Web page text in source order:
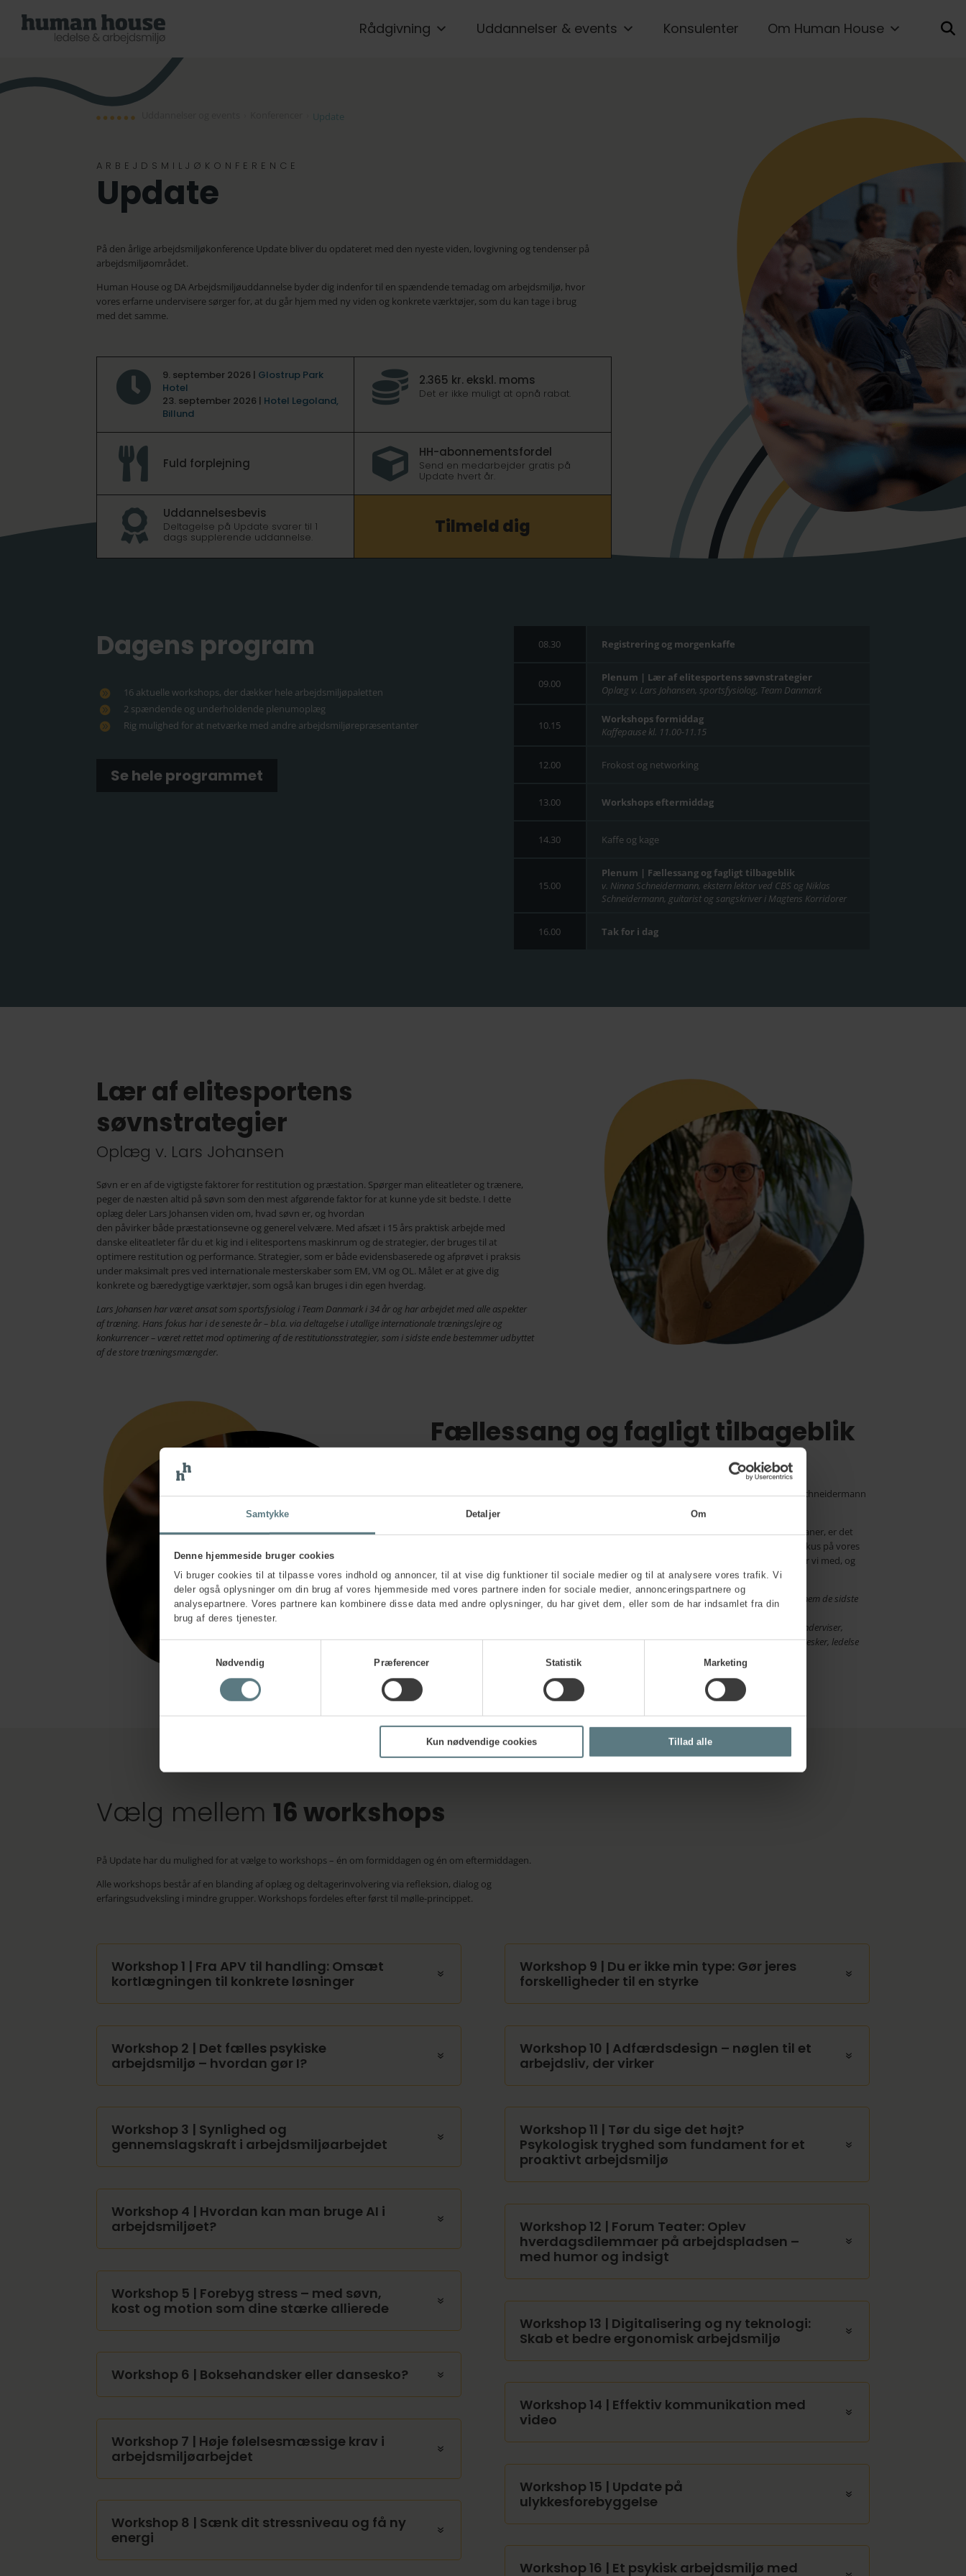
Samtykke Detaljer Om
Denne hjemmeside bruger cookies
Vi bruger cookies til at tilpasse vores indhold og annoncer, til at vise dig funktioner til sociale medier og til at analysere vores trafik. Vi
deler også oplysninger om din brug af vores hjemmeside med vores partnere inden for sociale medier, annonceringspartnere og
analysepartnere. Vores partnere kan kombinere disse data med andre oplysninger, du har givet dem, eller som de har indsamlet fra din
brug af deres tjenester.
Nødvendig
Præferencer Statistik Marketing
Kun nødvendige cookies Tillad alle
Rådgivning Uddannelser & events Konsulenter Om Human House
Update
ARBEJDSMILJØKONFERENCE
Update
På den årlige arbejdsmiljøkonference Update bliver du opdateret med den nyeste viden, lovgivning og tendenser på
arbejdsmiljøområdet.
Human House og DA Arbejdsmiljøuddannelse byder dig indenfor til en spændende temadag om arbejdsmiljø, hvor
vores erfarne undervisere sørger for, at du går hjem med ny viden og konkrete værktøjer, som du kan tage i brug
med det samme.
 9. september 2026 | Glostrup Park
Hotel
23. september 2026 | Hotel Legoland,
Billund
 2.365 kr. ekskl. moms
Det er ikke muligt at opnå rabat.
 Fuld forplejning  HH-abonnementsfordel
Send en medarbejder gratis på
Update hvert år.
 Uddannelsesbevis
Deltagelse på Update svarer til 1
dags supplerende uddannelse. Tilmeld dig
Dagens program
16 aktuelle workshops, der dækker hele arbejdsmiljøpaletten
2 spændende og underholdende plenumoplæg
Rig mulighed for at netværke med andre arbejdsmiljørepræsentanter
Se hele programmet
08.30
09.00
10.15
12.00
13.00
14.30
15.00
16.00
Registrering og morgenkaffe
Plenum | Lær af elitesportens søvnstrategier
Oplæg v. Lars Johansen, sportsfysiolog, Team Danmark
Workshops formiddag
Kaffepause kl. 11.00-11.15
Frokost og networking
Workshops eftermiddag
Kaffe og kage
Plenum | Fællessang og fagligt tilbageblik
v. Ninna Schneidermann, ekstern lektor ved CBS og Niklas
Schneidermann, guitarist og sangskriver i Magtens Korridorer
Tak for i dag
Lær af elitesportens
søvnstrategier
Oplæg v. Lars Johansen
Søvn er en af de vigtigste faktorer for restitution og præstation. Spørger man eliteatleter og trænere,
peger de næsten altid på søvn som den mest afgørende faktor for at kunne yde sit bedste. I dette
oplæg deler Lars Johansen viden om, hvad søvn er, og hvordan
den påvirker både præstationsevne og generel velvære. Med afsæt i 15 års praktisk arbejde med
danske eliteatleter får du et kig ind i elitesportens maskinrum og de strategier, der bruges til at
optimere restitution og performance. Strategier, som er både evidensbaserede og afprøvet i praksis
under maksimalt pres ved internationale mesterskaber som EM, VM og OL. Målet er at give dig
konkrete og bæredygtige værktøjer, som også kan bruges i din egen hverdag.
Lars Johansen har været ansat som sportsfysiolog i Team Danmark i 34 år og har arbejdet med alle aspekter
af træning. Hans fokus har i de seneste år – bl.a. via deltagelse i utallige internationale træningslejre og
konkurrencer – været rettet mod optimering af de restitutionsstrategier, som i sidste ende bestemmer udbyttet
af de store træningsmængder.
Fællessang og fagligt tilbageblik
Med udgangspunkt i små talks og fire nøje udvalgte fællessange sætter Nina og Niklas Schneidermann
temadagens emner i perspektiv til os selv og omverdenen.
Selvom vi som mennesker gerne vil være rationelle og holde hovedet koldt med gode planer, er det
ikke altid det, der sker – heller ikke på arbejdspladsen. Gennem talks og sang sætter vi fokus på vores
relationer til hinanden på arbejdspladsen og reflekterer over, hvad vi har lært, hvad tager vi med, og
hvad det har gjort ved os.
Niklas Schneidermann er guitarist og sangskriver i rockbandet Magtens Korridorer og har gennem de sidste
22 år spillet koncerter på festivalscener og i koncertsale i hele landet.
Nina Schneidermann har mange års konsulenterfaring bag sig og arbejder som arbejdsmiljøunderviser,
stresscoach, psykoterapeut MPF, samt som ekstern lektor ved CBS, hvor hun underviser i mennesker, ledelse
Vælg mellem16 workshops
På Update har du mulighed for at vælge to workshops – én om formiddagen og én om eftermiddagen.
Alle workshops består af en blanding af oplæg og deltagerinvolvering via refleksion, dialog og
erfaringsudveksling i mindre grupper. Workshops fordeles efter først til mølle-princippet.
Workshop 1 | Fra APV til handling: Omsæt
kortlægningen til konkrete løsninger
Workshop 2 | Det fælles psykiske
arbejdsmiljø – hvordan gør I?
Workshop 3 | Synlighed og
gennemslagskraft i arbejdsmiljøarbejdet
Workshop 4 | Hvordan kan man bruge AI i
arbejdsmiljøet?
Workshop 5 | Forebyg stress – med søvn,
kost og motion som dine stærke allierede
Workshop 6 | Boksehandsker eller dansesko?
Workshop 7 | Høje følelsesmæssige krav i
arbejdsmiljøarbejdet
Workshop 8 | Sænk dit stressniveau og få ny
energi
Workshop 9 | Du er ikke min type: Gør jeres
forskelligheder til en styrke
Workshop 10 | Adfærdsdesign – nøglen til et
arbejdsliv, der virker
Workshop 11 | Tør du sige det højt?
Psykologisk tryghed som fundament for et
proaktivt arbejdsmiljø
Workshop 12 | Forum Teater: Oplev
hverdagsdilemmaer på arbejdspladsen –
med humor og indsigt
Workshop 13 | Digitalisering og ny teknologi:
Skab et bedre ergonomisk arbejdsmiljø
Workshop 14 | Effektiv kommunikation med
video
Workshop 15 | Update på
ulykkesforebyggelse
Workshop 16 | Et psykisk arbejdsmiljø med